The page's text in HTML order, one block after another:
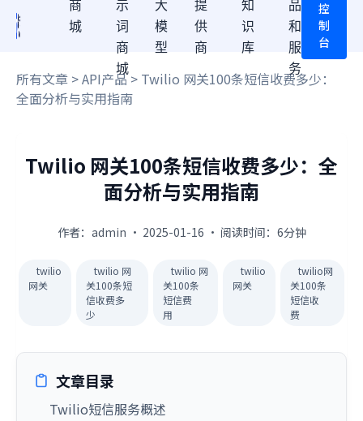
商
城
示
词
商
城
大
模
型
提
供
商
知
识
库
品
和
服
务
控
制
台
所有文章 >API产品> Twilio 网关100条短信收费多少：
全面分析与实用指南
Twilio 网关100条短信收费多少：全
面分析与实用指南
作者：admin · 2025-01-16 · 阅读时间：6分钟
twilio
网关
twilio 网
关100条短
信收费多
少
twilio 网
关100条
短信费
用
twilio
网关
twilio网
关100条
短信收
费
文章目录
Twilio短信服务概述